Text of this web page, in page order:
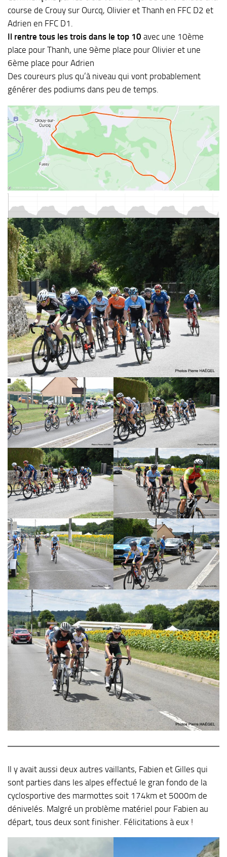
course de Crouy sur Ourcq, Olivier et Thanh en FFC D2 et
Adrien en FFC D1.
Il rentre tous les trois dans le top 10 avec une 10ème
place pour Thanh, une 9ème place pour Olivier et une
6ème place pour Adrien
Des coureurs plus qu’à niveau qui vont probablement
générer des podiums dans peu de temps.
Il y avait aussi deux autres vaillants, Fabien et Gilles qui
sont parties dans les alpes effectué le gran fondo de la
cyclosportive des marmottes soit 174km et 5000m de
dénivelés. Malgré un problème matériel pour Fabien au
départ, tous deux sont finisher. Félicitations à eux !